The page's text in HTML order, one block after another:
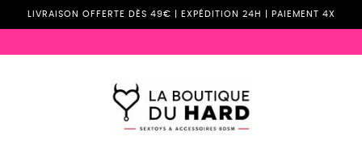
LIVRAISON OFFERTE DÈS 49€ | EXPÉDITION 24H | PAIEMENT 4X